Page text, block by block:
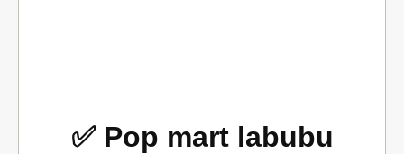
✅ Pop mart labubu